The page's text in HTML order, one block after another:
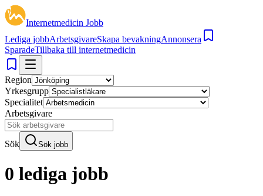
Internetmedicin Jobb
Lediga jobbArbetsgivareSkapa bevakningAnnonsera
SparadeTillbaka till internetmedicin
Region
Yrkesgrupp
Specialitet
Arbetsgivare
Sök Sök jobb
0 lediga jobb